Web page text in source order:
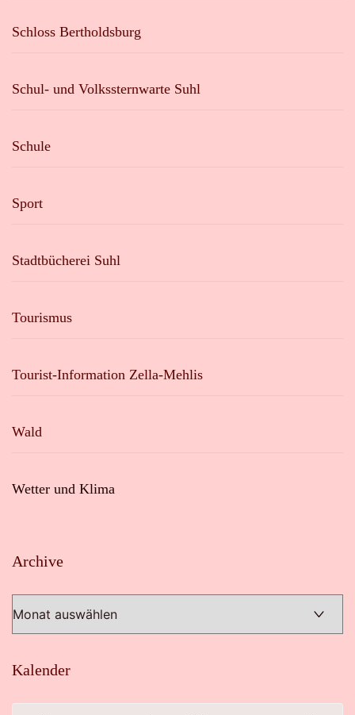
Schloss Bertholdsburg
Schul- und Volkssternwarte Suhl
Schule
Sport
Stadtbücherei Suhl
Tourismus
Tourist-Information Zella-Mehlis
Wald
Wetter und Klima
Archive
Kalender